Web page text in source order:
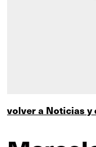
volver a Noticias y